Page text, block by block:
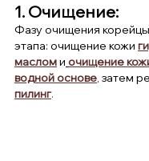
1. Очищение:
Фазу очищения
этапа: очищение кожи
маслом и очищение
водной основе, затем
пилинг.